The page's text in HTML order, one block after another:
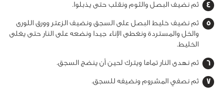
ثم نضيف البصل والثوم ونقلب حتى يذبلوا.
ثم نضيف خليط البصل على السجق ونضيف الزعتر وورق اللورى
والخل والمستردة ونغطى الإناء جيدا ونضعه على النار حتى يغلى
الخليط.
ثم نهدى النار تماما ويترك لحين أن ينضج السجق.
ثم نصفي المشروم ونضيفه للسجق.